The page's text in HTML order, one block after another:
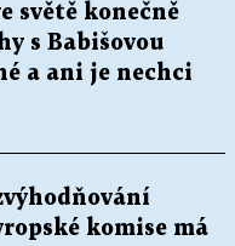
světě konečně
s Babišovou
a ani je nechci
komise má